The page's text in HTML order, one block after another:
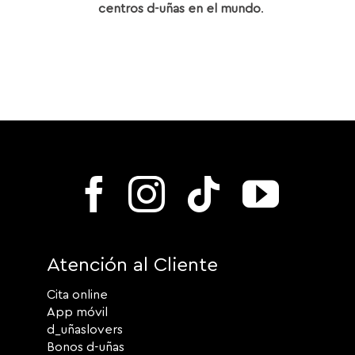
centros d-uñas en el mundo.
Atención al Cliente
Cita online
App móvil
d_uñaslovers
Bonos d-uñas